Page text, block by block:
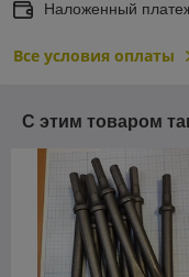
Наложенный
Все условия оплаты
С этим товаром